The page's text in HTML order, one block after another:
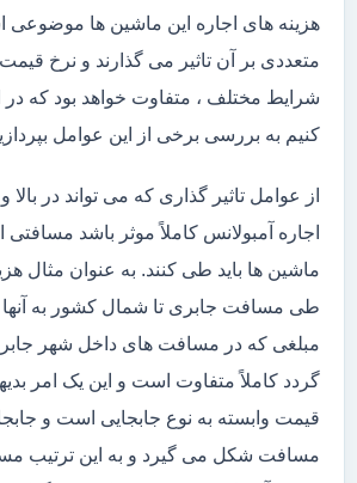
هزینه های اجاره این ماشین ها
متعددی بر آن تاثیر می گذارند و نرخ
شرایط مختلف ، متفاوت خواهد بود که
کنیم به بررسی برخی از این عوامل
از عوامل تاثیر گذاری که می تواند در بالا
اجاره آمبولانس کاملاً موثر باشد
ماشین ها باید طی کنند. به عنوان مثال
طی مسافت جابری تا شمال کشور به آنها
مبلغی که در مسافت های داخل شهر
گردد کاملاً متفاوت است و این یک امر
قیمت وابسته به نوع جابجایی است و
مسافت شکل می گیرد و به این ترتیب